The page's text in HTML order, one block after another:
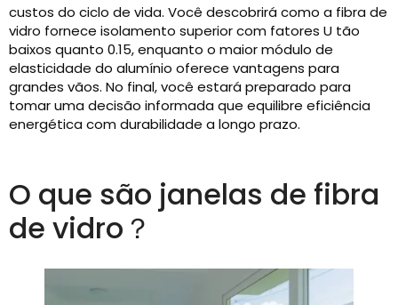
custos do ciclo de vida. Você descobrirá como a fibra de
vidro fornece isolamento superior com fatores U tão
baixos quanto 0.15, enquanto o maior módulo de
elasticidade do alumínio oferece vantagens para
grandes vãos. No final, você estará preparado para
tomar uma decisão informada que equilibre eficiência
energética com durabilidade a longo prazo.
O que são janelas de fibra
de vidro？